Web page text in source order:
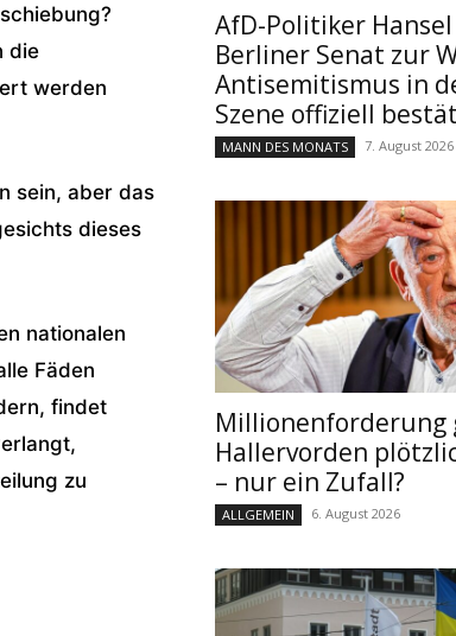
die
werden
sein, aber das
dieses
nationalen
Fäden
findet
zu
AfD-Politiker
Berliner Senat zur
Antisemitismus in
Szene offiziell
MANN DES MONATS 7. August 2026
Millionenforderung
Hallervorden
– nur ein Zufall?
ALLGEMEIN 6. August 2026